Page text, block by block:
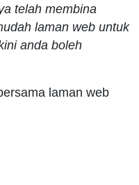
telah membina
laman web untuk
anda boleh
laman web